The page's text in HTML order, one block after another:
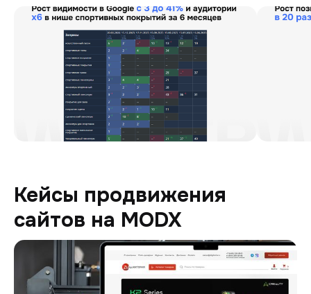
Кейсы продвижения
сайтов на MODX
Digitoria